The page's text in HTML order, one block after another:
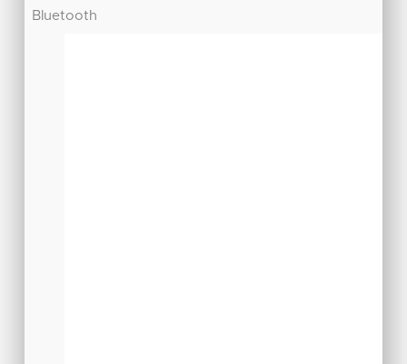
Bluetooth